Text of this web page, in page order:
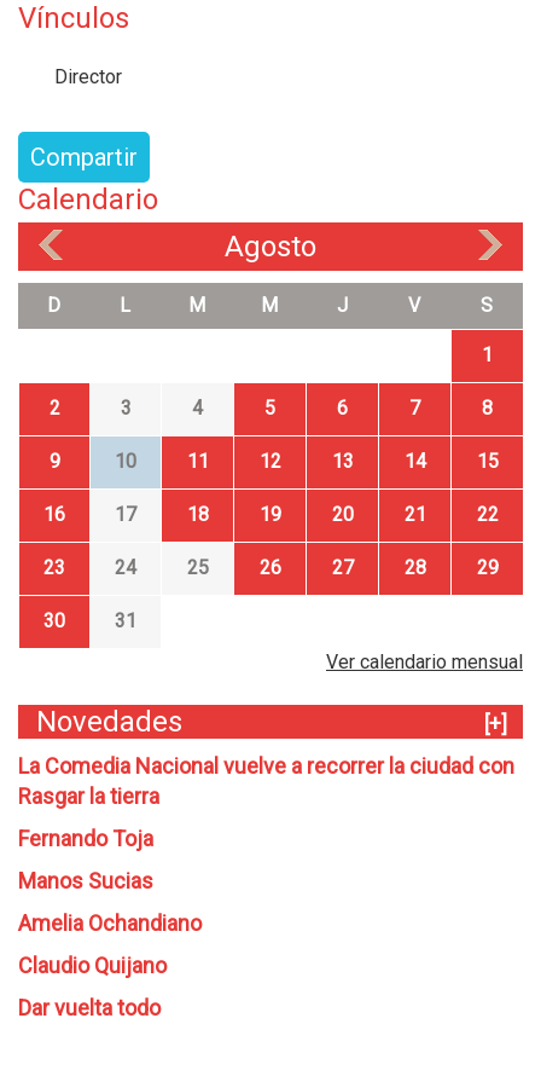
Vínculos
Director
Compartir
Calendario
Agosto
D L M M J V S
1
2 3 4 5 6 7 8
9 10 11 12 13 14 15
16 17 18 19 20 21 22
23 24 25 26 27 28 29
30
31
Ver calendario mensual
Novedades
[+]
La Comedia Nacional vuelve a recorrer la ciudad con
Rasgar la tierra
Fernando Toja
Manos Sucias
Amelia Ochandiano
Claudio Quijano
Dar vuelta todo